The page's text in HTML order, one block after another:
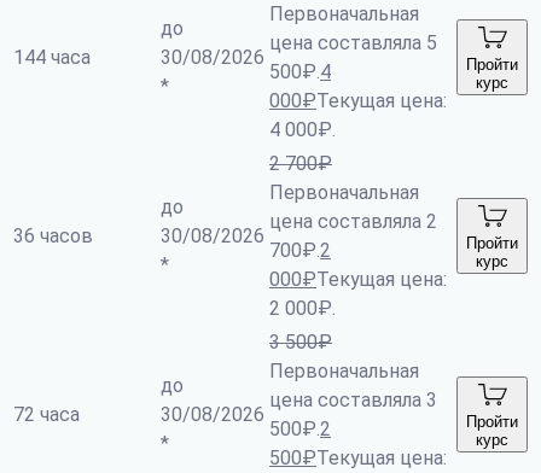
144 часа
до
30/08/2026
*
Первоначальная
цена составляла 5
500₽.4
000₽Текущая цена:
4 000₽.
Пройти
курс
36 часов
до
30/08/2026
*
2 700₽
Первоначальная
цена составляла 2
700₽.2
000₽Текущая цена:
2 000₽.
Пройти
курс
72 часа
до
30/08/2026
*
3 500₽
Первоначальная
цена составляла 3
500₽.2
500₽Текущая цена:
Пройти
курс